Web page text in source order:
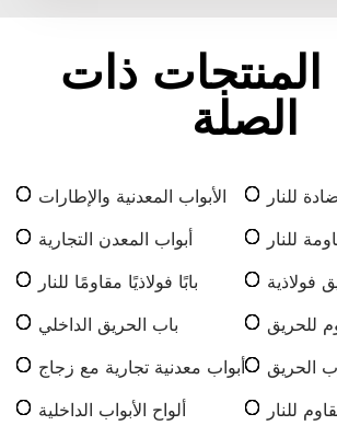
ذات
الصلة
للنار
الأبواب المعدنية والإطارات
للنار
أبواب المعدن التجارية
فولاذية
بابًا فولاذيًا مقاومًا للنار
للحريق
باب الحريق الداخلي
الحريق
أبواب معدنية تجارية مع زجاج
للنار
ألواح الأبواب الداخلية